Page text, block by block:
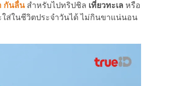
กันลื่นสำหรับไปทริปชิล เที่ยวทะเล หรือ
ใส่ในชีวิตประจำวันได้ ไม่กินขาแน่นอน